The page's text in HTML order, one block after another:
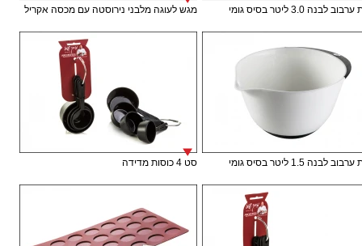
לבנה 3.0 ליטר בסיס גומי מגש לעוגה מלבני נירוסטה עם מכסה אקריל
לבנה 1.5 ליטר בסיס גומי סט 4 כוסות מדידה